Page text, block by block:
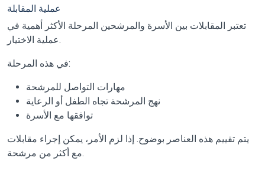
عملية المقابلة
تعتبر المقابلات بين الأسرة والمرشحين المرحلة الأكثر أهمية في
عملية الاختيار.
في هذه المرحلة:
مهارات التواصل للمرشحة
نهج المرشحة تجاه الطفل أو الرعاية
توافقها مع الأسرة
يتم تقييم هذه العناصر بوضوح. إذا لزم الأمر، يمكن إجراء مقابلات
مع أكثر من مرشحة.